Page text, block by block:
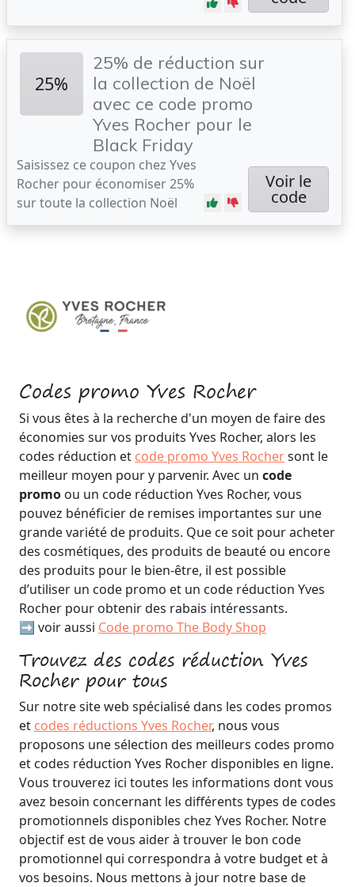
Codes promo Yves Rocher
Si vous êtes à la recherche d'un moyen de faire des
économies sur vos produits Yves Rocher, alors les
codes réduction et code promo Yves Rochersont le
meilleur moyen pour y parvenir. Avec un code
promo ou un code réduction Yves Rocher, vous
pouvez bénéficier de remises importantes sur une
grande variété de produits. Que ce soit pour acheter
des cosmétiques, des produits de beauté ou encore
des produits pour le bien-être, il est possible
d’utiliser un code promo et un code réduction Yves
Rocher pour obtenir des rabais intéressants.
➡️ voir aussi Code promo The Body Shop
Trouvez des codes réduction Yves
Rocher pour tous
Sur notre site web spécialisé dans les codes promos
et codes réductions Yves Rocher, nous vous
proposons une sélection des meilleurs codes promo
et codes réduction Yves Rocher disponibles en ligne.
Vous trouverez ici toutes les informations dont vous
avez besoin concernant les différents types de codes
promotionnels disponibles chez Yves Rocher. Notre
objectif est de vous aider à trouver le bon code
promotionnel qui correspondra à votre budget et à
vos besoins. Nous mettons à jour notre base de
25%
25% de réduction sur
la collection de Noël
avec ce code promo
Yves Rocher pour le
Black Friday
Saisissez ce coupon chez Yves
Rocher pour économiser 25%
sur toute la collection Noël
Voir le
code